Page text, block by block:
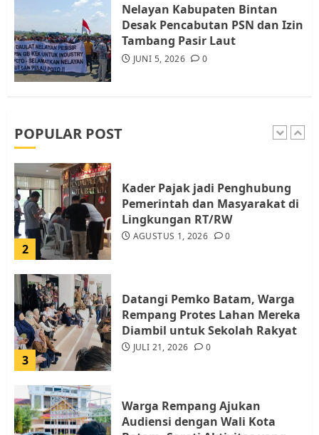
Nelayan Kabupaten Bintan
Desak Pencabutan PSN dan Izin
Tambang Pasir Laut
JUNI 5, 2026 0
POPULAR POST
5
JULI 15, 2026 0
1
2
Kader Pajak jadi Penghubung
Pemerintah dan Masyarakat di
Lingkungan RT/RW
AGUSTUS 1, 2026 0
3
Datangi Pemko Batam, Warga
Rempang Protes Lahan Mereka
Diambil untuk Sekolah Rakyat
JULI 21, 2026 0
Warga Rempang Ajukan
Audiensi dengan Wali Kota